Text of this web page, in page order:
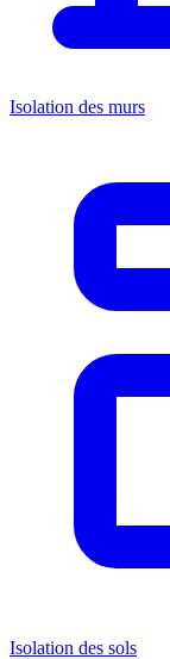
Isolation des murs
Isolation des sols